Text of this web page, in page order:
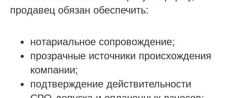
продавец обязан обеспечить:
нотариальное сопровождение;
прозрачные источники происхождения
компании;
подтверждение действительности
8-800-350-88-67
Сообщество в Telegram
@sro_nostroy_nopriz1